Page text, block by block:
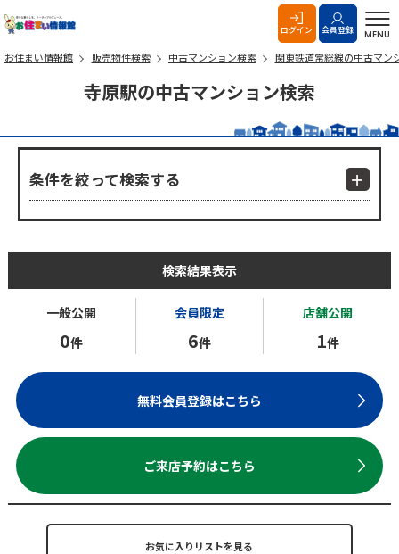
ログイン 会員登録 MENU
お住まい情報館 販売物件検索 中古マンション検索 関東鉄道常総線の中古マン
寺原駅の中古マンション検索
条件を絞って検索する
検索結果表示
一般公開
0件
会員限定
6件
店舗公開
1件
無料会員登録はこちら
ご来店予約はこちら
お気に入りリストを見る